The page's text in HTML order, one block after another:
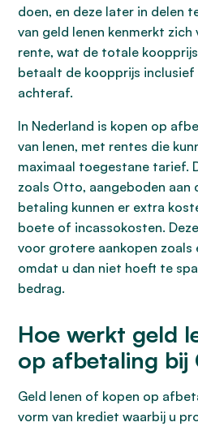
doen, en deze later in delen
van geld lenen kenmerkt zich
rente, wat de totale
betaalt de koopprijs inclusief
achteraf.
In Nederland is kopen op
van lenen, met rentes die
maximaal toegestane tarief.
zoals Otto, aangeboden aan
betaling kunnen er extra
boete of incassokosten.
voor grotere aankopen zoals
omdat u dan niet hoeft te
bedrag.
Hoe werkt geld
op afbetaling bij
Geld lenen of kopen op
vorm van krediet waarbij u